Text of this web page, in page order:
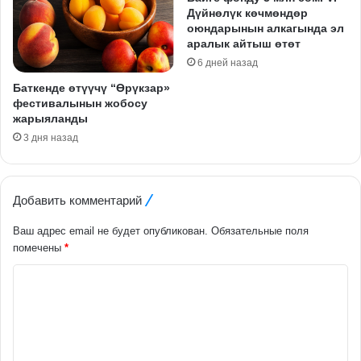
Баткенде өтүүчү “Өрүкзар»
фестивалынын жобосу
жарыяланды
3 дня назад
Дүйнөлүк көчмөндөр
оюндарынын алкагында эл
аралык айтыш өтөт
6 дней назад
Добавить комментарий
Ваш адрес email не будет опубликован. Обязательные поля
помечены *